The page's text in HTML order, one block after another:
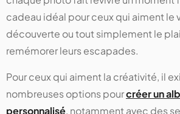
cadeau idéal pour ceux qui aiment le
découverte ou tout simplement le
remémorer leurs escapades.
Pour ceux qui aiment la créativité, il
nombreuses options pourcréer un
personnalisé, notamment avec des